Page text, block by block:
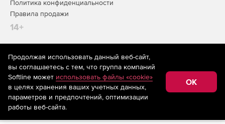
Политика конфиденциальности
Правила продажи
14+
На информационном ресурсе store.softline.ru применяются
рекомендательные технологии(информационные технологии
предоставления информации на основе сбора,
систематизации и анализа сведений, относящихся к
предпочтениям пользователей сети «Интернет»,
находящихся на территории Российской Федерации)
Продолжая использовать данный веб-сайт,
вы соглашаетесь с тем, что группа компаний
Softline может использовать файлы «cookie»
в целях хранения ваших учетных данных,
параметров и предпочтений, оптимизации
работы веб-сайта.
OK